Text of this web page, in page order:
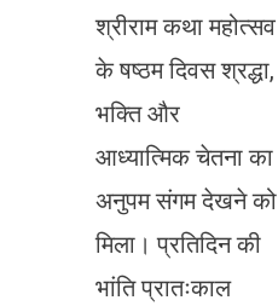
श्रीराम कथा महोत्सव
के षष्ठम दिवस श्रद्धा,
भक्ति और
आध्यात्मिक चेतना का
अनुपम संगम देखने को
मिला। प्रतिदिन की
भांति प्रातःकाल